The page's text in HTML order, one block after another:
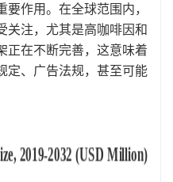
作用。在全球范围内，
关注，尤其是高咖啡因和
正在不断完善，这意味着
定、广告法规，甚至可能